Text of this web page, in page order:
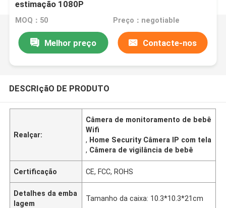
estimação 1080P
MOQ：50 Preço：negotiable
Melhor preço Contacte-nos
DESCRIçãO DE PRODUTO
Realçar:
Câmera de monitoramento de bebê
Wifi
, Home Security Câmera IP com tela
, Câmera de vigilância de bebê
Certificação CE, FCC, ROHS
Detalhes da emba
lagem
Tamanho da caixa: 10.3*10.3*21cm